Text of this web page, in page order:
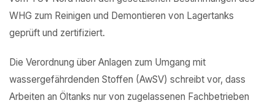
WHG zum Reinigen und Demontieren von Lagertanks
geprüft und zertifiziert.
Die Verordnung über Anlagen zum Umgang mit
wassergefährdenden Stoffen (AwSV) schreibt vor, dass
Arbeiten an Öltanks nur von zugelassenen Fachbetrieben